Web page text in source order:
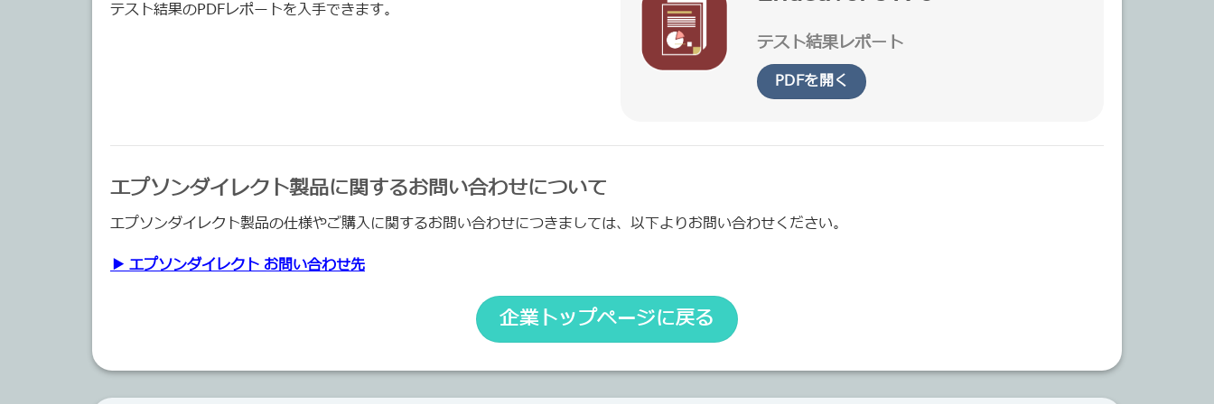
テスト結果のPDFレポートを入手できます。
テスト結果レポート
PDFを開く
エプソンダイレクト製品に関するお問い合わせについて
エプソンダイレクト製品の仕様やご購入に関するお問い合わせにつきましては、以下よりお問い合わせください。
▶ エプソンダイレクト お問い合わせ先
企業トップページに戻る